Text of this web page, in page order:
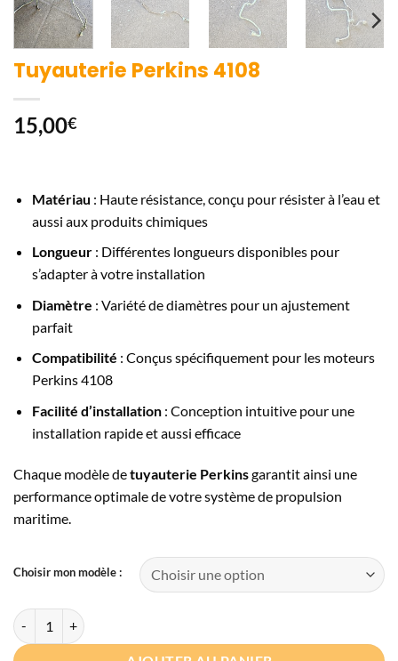
Tuyauterie Perkins 4108
15,00€
Matériau : Haute résistance, conçu pour résister à l’eau et
aussi aux produits chimiques
Longueur: Différentes longueurs disponibles pour
s’adapter à votre installation
Diamètre : Variété de diamètres pour un ajustement
parfait
Compatibilité : Conçus spécifiquement pour les moteurs
Perkins 4108
Facilité d’installation: Conception intuitive pour une
installation rapide et aussi efficace
Chaque modèle detuyauterie Perkinsgarantit ainsi une
performance optimale de votre système de propulsion
maritime.
Choisir mon modèle :
quantité de Tuyauterie Perkins 4108